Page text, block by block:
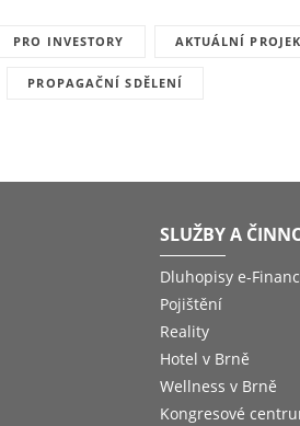
PRO INVESTORY AKTUÁLNÍ
PROPAGAČNÍ SDĚLENÍ
SLUŽBY A
Dluhopisy e-
Pojištění
Reality
Hotel v Brně
Wellness v Brně
Kongresové